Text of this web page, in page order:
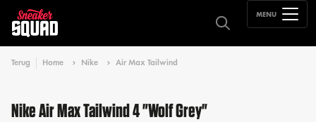
MENU
Terug Home Nike Air Max Tailwind
Nike Air Max Tailwind 4 "Wolf Grey"